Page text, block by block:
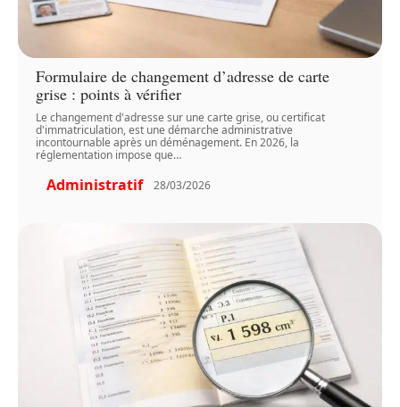
Formulaire de changement d’adresse de carte
grise : points à vérifier
Le changement d'adresse sur une carte grise, ou certificat
d'immatriculation, est une démarche administrative
incontournable après un déménagement. En 2026, la
réglementation impose que…
Administratif 28/03/2026